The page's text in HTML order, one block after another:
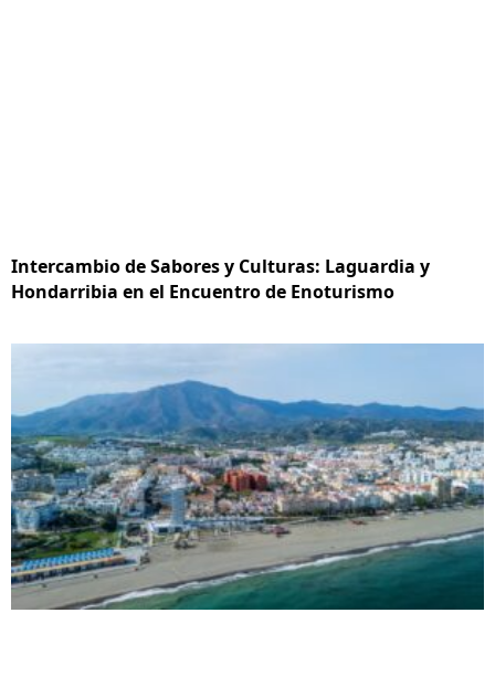
Intercambio de Sabores y Culturas: Laguardia y
Hondarribia en el Encuentro de Enoturismo